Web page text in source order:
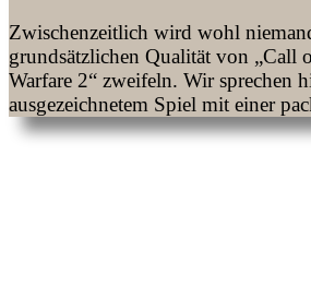
Zwischenzeitlich wird wohl
grundsätzlichen Qualität von „Call
Warfare 2“ zweifeln. Wir sprechen
ausgezeichnetem Spiel mit einer